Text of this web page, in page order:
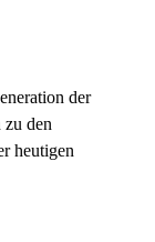
der
den
heutigen